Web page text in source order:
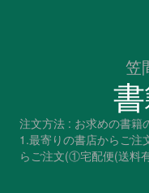
笠
注文方法 : お求めの書籍
1.最寄りの書店からご注
らご注文(①宅配便(送料